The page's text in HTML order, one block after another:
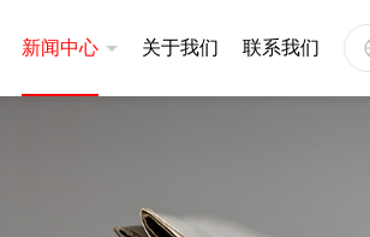
同步热分析仪
应用案例
定制服务
新闻中心
公司新闻
关于我们 联系我们